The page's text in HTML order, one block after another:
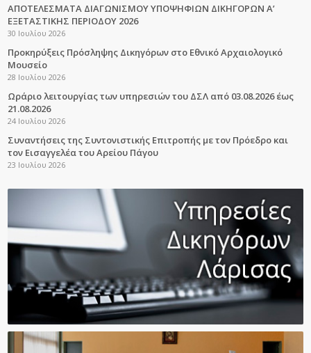
ΑΠΟΤΕΛΕΣΜΑΤΑ ΔΙΑΓΩΝΙΣΜΟΥ ΥΠΟΨΗΦΙΩΝ ΔΙΚΗΓΟΡΩΝ Α’
ΕΞΕΤΑΣΤΙΚΗΣ ΠΕΡΙΟΔΟΥ 2026
30 Ιουλίου 2026
Προκηρύξεις Πρόσληψης Δικηγόρων στο Εθνικό Αρχαιολογικό
Μουσείο
28 Ιουλίου 2026
Ωράριο λειτουργίας των υπηρεσιών του ΔΣΛ από 03.08.2026 έως
21.08.2026
24 Ιουλίου 2026
Συναντήσεις της Συντονιστικής Επιτροπής με τον Πρόεδρο και
τον Εισαγγελέα του Αρείου Πάγου
23 Ιουλίου 2026